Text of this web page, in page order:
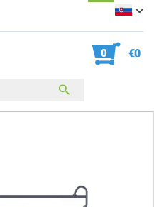
0 €0